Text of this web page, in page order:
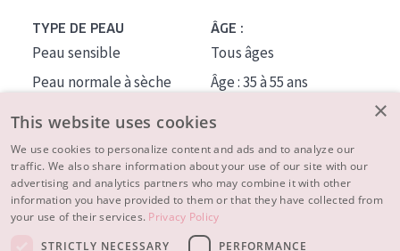
TYPE DE PEAU
Peau sensible
Peau normale à sèche
Peau mixte ou grasse
Peau mature
Peau ménopausée
ÂGE :
Tous âges
Âge : 35 à 55 ans
À PROPOS
CONSEILS BEAUTÉ
×
This website uses cookies
We use cookies to personalize content and ads and to analyze our
traffic. We also share information about your use of our site with our
advertising and analytics partners who may combine it with other
information you have provided to them or that they have collected from
your use of their services. Privacy Policy
STRICTLY NECESSARY
PERFORMANCE